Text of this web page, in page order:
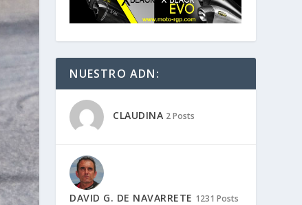
NUESTRO ADN:
CLAUDINA 2 Posts
DAVID G. DE NAVARRETE 1231 Posts